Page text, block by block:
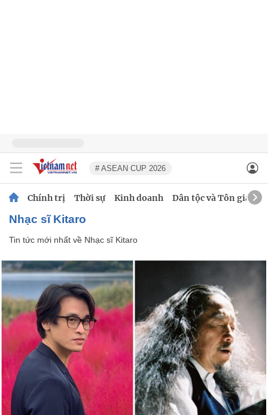
# ASEAN CUP 2026
Chính trị Thời sự Kinh doanh Dân tộc và Tôn giáo
Nhạc sĩ Kitaro
Tin tức mới nhất về Nhạc sĩ Kitaro